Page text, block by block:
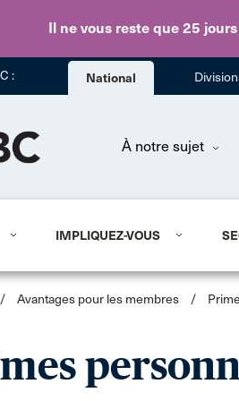
Il ne vous reste que 25 jours
: National
À notre sujet
IMPLIQUEZ-VOUS
/ Avantages pour les membres /